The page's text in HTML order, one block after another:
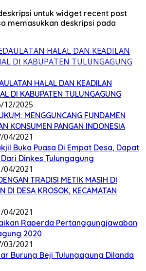
untuk widget recent post
memasukkan deskripsi pada
HALAL DAN KEADILAN
DI KABUPATEN TULUNGAGUNG
12/2025
MENGGUNCANG FUNDAMEN
KONSUMEN PANGAN INDONESIA
04/2021
Buka Puasa Di Empat Desa, Dapat
Dinkes Tulungagung
04/2021
TRADISI METIK MASIH DI
DI DESA KROSOK, KECAMATAN
04/2021
Raperda Pertanggungjawaban
2020
03/2021
Burung Beji Tulungagung Dilanda